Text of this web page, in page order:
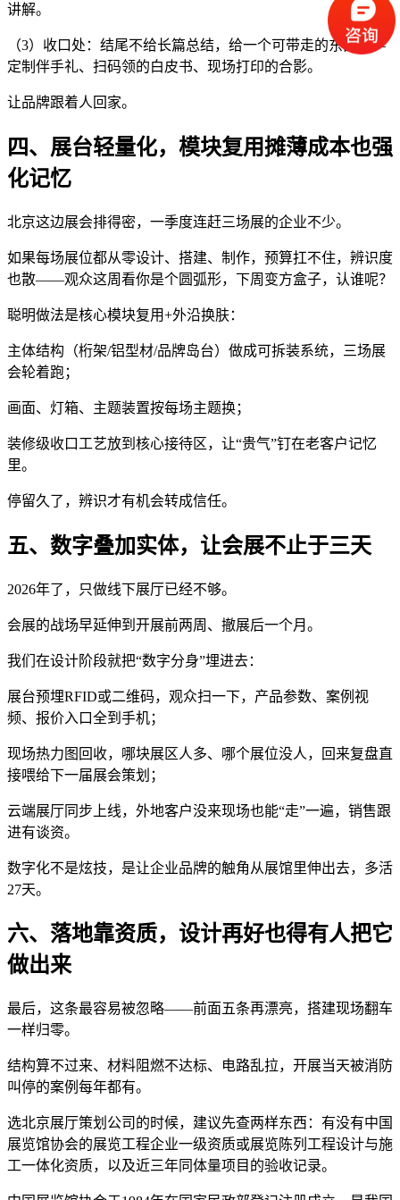
讲解。
（3）收口处：结尾不给长篇总结，给一个可带走的东西——
定制伴手礼、扫码领的白皮书、现场打印的合影。
让品牌跟着人回家。
四、展台轻量化，模块复用摊薄成本也强
化记忆
北京这边展会排得密，一季度连赶三场展的企业不少。
如果每场展位都从零设计、搭建、制作，预算扛不住，辨识度
也散——观众这周看你是个圆弧形，下周变方盒子，认谁呢？
聪明做法是核心模块复用+外沿换肤：
主体结构（桁架/铝型材/品牌岛台）做成可拆装系统，三场展
会轮着跑；
画面、灯箱、主题装置按每场主题换；
装修级收口工艺放到核心接待区，让“贵气”钉在老客户记忆
里。
停留久了，辨识才有机会转成信任。
五、数字叠加实体，让会展不止于三天
2026年了，只做线下展厅已经不够。
会展的战场早延伸到开展前两周、撤展后一个月。
我们在设计阶段就把“数字分身”埋进去：
展台预埋RFID或二维码，观众扫一下，产品参数、案例视
频、报价入口全到手机；
现场热力图回收，哪块展区人多、哪个展位没人，回来复盘直
接喂给下一届展会策划；
云端展厅同步上线，外地客户没来现场也能“走”一遍，销售跟
进有谈资。
数字化不是炫技，是让企业品牌的触角从展馆里伸出去，多活
27天。
六、落地靠资质，设计再好也得有人把它
做出来
最后，这条最容易被忽略——前面五条再漂亮，搭建现场翻车
一样归零。
结构算不过来、材料阻燃不达标、电路乱拉，开展当天被消防
叫停的案例每年都有。
选北京展厅策划公司的时候，建议先查两样东西：有没有中国
展览馆协会的展览工程企业一级资质或展览陈列工程设计与施
工一体化资质，以及近三年同体量项目的验收记录。